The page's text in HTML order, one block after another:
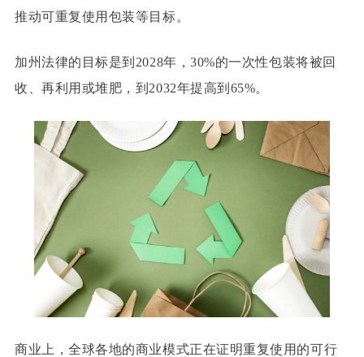
推动可重复使用包装等目标。
加州法律的目标是到2028年，30%的一次性包装将被回
收、再利用或堆肥，到2032年提高到65%。
商业上，全球各地的商业模式正在证明重复使用的可行